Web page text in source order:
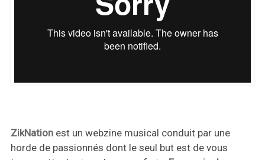
ZikNationest un webzine musical conduit par une
horde de passionnés dont le seul but est de vous